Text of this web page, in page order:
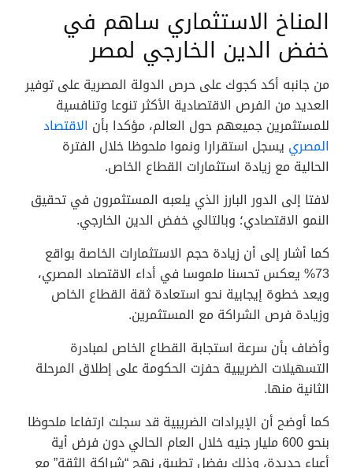
المناخ الاستثماري ساهم في
خفض الدين الخارجي لمصر
من جانبه أكد كجوك على حرص الدولة المصرية على توفير
العديد من الفرص الاقتصادية الأكثر تنوعا وتنافسية
للمستثمرين جميعهم حول العالم، مؤكدا بأن الاقتصاد
المصري يسجل استقرارا ونموا ملحوظا خلال الفترة
الحالية مع زيادة استثمارات القطاع الخاص.
لافتا إلى الدور البارز الذي يلعبه المستثمرون في تحقيق
النمو الاقتصادي؛ وبالتالي خفض الدين الخارجي.
كما أشار إلى أن زيادة حجم الاستثمارات الخاصة بواقع
73% يعكس تحسنا ملموسا في أداء الاقتصاد المصري،
ويعد خطوة إيجابية نحو استعادة ثقة القطاع الخاص
وزيادة فرص الشراكة مع المستثمرين.
وأضاف بأن سرعة استجابة القطاع الخاص لمبادرة
التسهيلات الضريبية حفزت الحكومة على إطلاق المرحلة
الثانية منها.
كما أوضح أن الإيرادات الضريبية قد سجلت ارتفاعا ملحوظا
بنحو 600 مليار جنيه خلال العام الحالي دون فرض أية
أعباء جديدة، وذلك بفضل تطبيق نهج “شراكة الثقة” مع